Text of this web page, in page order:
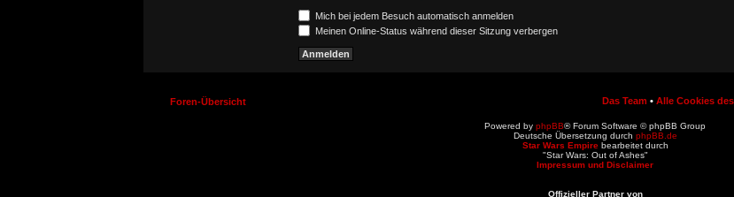
Mich bei jedem Besuch automatisch anmelden
Meinen Online-Status während dieser Sitzung verbergen
Foren-Übersicht Das Team • Alle Cookies
Powered by phpBB® Forum Software © phpBB Group
Deutsche Übersetzung durch phpBB.de
Star Wars Empirebearbeitet durch
"Star Wars: Out of Ashes"
Impressum und Disclaimer
Offizieller Partner von